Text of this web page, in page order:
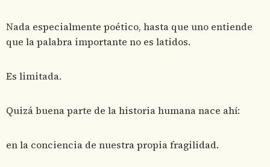
Nada especialmente poético, hasta que uno entiende
que la palabra importante no es latidos.
Es limitada.
Quizá buena parte de la historia humana nace ahí:
en la conciencia de nuestra propia fragilidad.